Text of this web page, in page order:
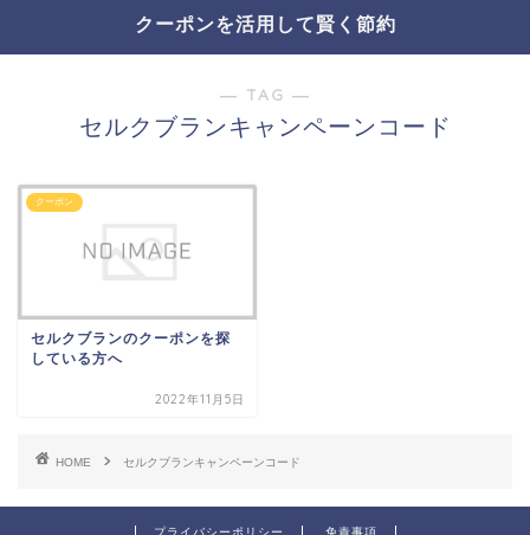
クーポンを活用して賢く節約
― TAG ―
セルクブランキャンペーンコード
クーポン
セルクブランのクーポンを探
している方へ
2022年11月5日
HOME セルクブランキャンペーンコード
プライバシーポリシー 免責事項